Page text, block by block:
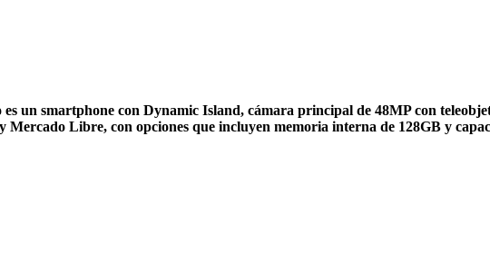
es un smartphone con Dynamic Island, cámara principal de 48MP con
Mercado Libre, con opciones que incluyen memoria interna de 128GB y